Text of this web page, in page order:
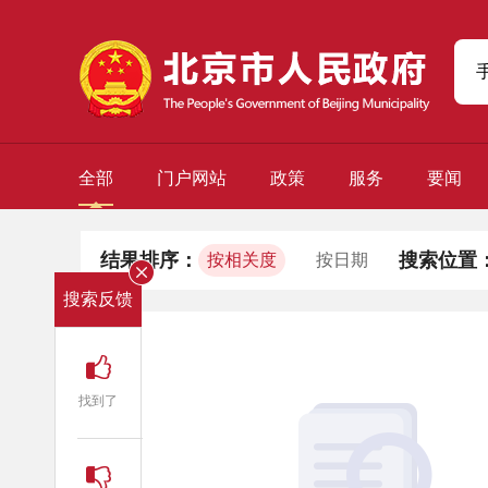
全部 门户网站 政策 服务 要闻
结果排序： 按相关度 按日期 搜索位置
搜索反馈
找到了